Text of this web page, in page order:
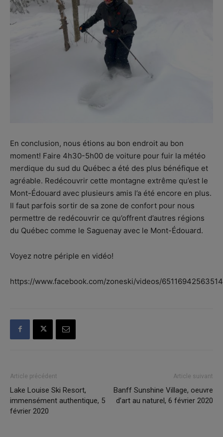
En conclusion, nous étions au bon endroit au bon
moment! Faire 4h30-5h00 de voiture pour fuir la météo
merdique du sud du Québec a été des plus bénéfique et
agréable. Redécouvrir cette montagne extrême qu’est le
Mont-Édouard avec plusieurs amis l’a été encore en plus.
Il faut parfois sortir de sa zone de confort pour nous
permettre de redécouvrir ce qu’offrent d’autres régions
du Québec comme le Saguenay avec le Mont-Édouard.
Voyez notre périple en vidéo!
https://www.facebook.com/zoneski/videos/
Article précédent
Lake Louise Ski Resort,
immensément authentique, 5
février 2020
Article suivant
Banff Sunshine Village, oeuvre
d’art au naturel, 6 février 2020